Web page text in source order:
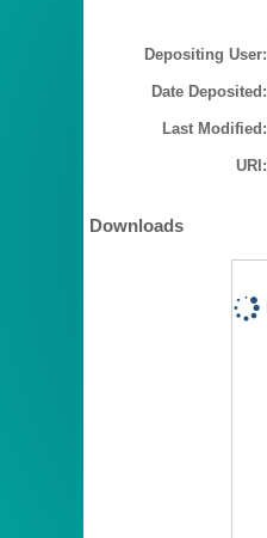
Depositing User:
Date Deposited:
Last Modified:
URI:
Downloads